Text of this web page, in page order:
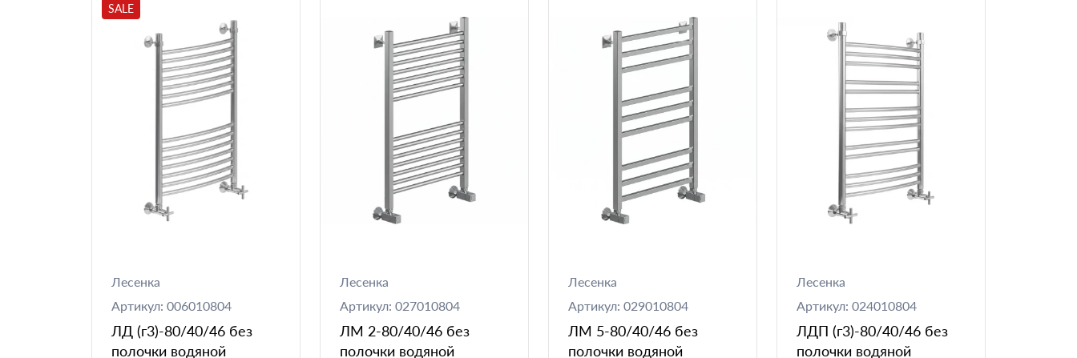
SALE
Лесенка
Артикул: 006010804
ЛД (г3)-80/40/46 без
полочки водяной
Лесенка
Артикул: 027010804
ЛМ 2-80/40/46 без
полочки водяной
Лесенка
Артикул: 029010804
ЛМ 5-80/40/46 без
полочки водяной
Лесенка
Артикул: 024010804
ЛДП (г3)-80/40/46 без
полочки водяной